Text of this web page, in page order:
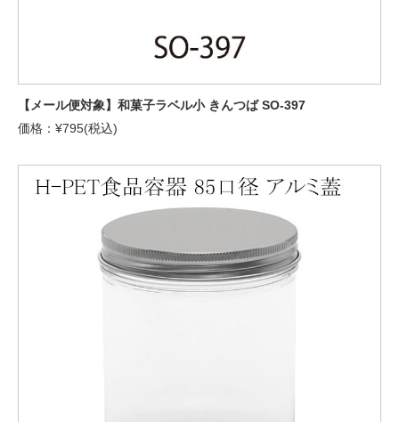
【メール便対象】和菓子ラベル小 きんつば SO-397
価格：¥795(税込)